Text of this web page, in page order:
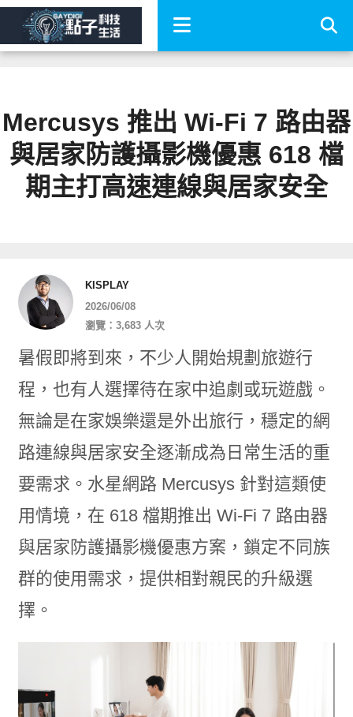
Mercusys 推出 Wi-Fi 7 路由器
與居家防護攝影機優惠 618 檔
期主打高速連線與居家安全
KISPLAY
2026/06/08
瀏覽：3,683 人次
暑假即將到來，不少人開始規劃旅遊行
程，也有人選擇待在家中追劇或玩遊戲。
無論是在家娛樂還是外出旅行，穩定的網
路連線與居家安全逐漸成為日常生活的重
要需求。水星網路 Mercusys 針對這類使
用情境，在 618 檔期推出 Wi-Fi 7 路由器
與居家防護攝影機優惠方案，鎖定不同族
群的使用需求，提供相對親民的升級選
擇。